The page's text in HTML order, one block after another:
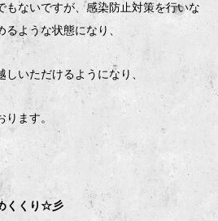
もないですが、感染防止対策を行いな
ような状態になり、
いただけるようになり、
ます。
くくり☆彡